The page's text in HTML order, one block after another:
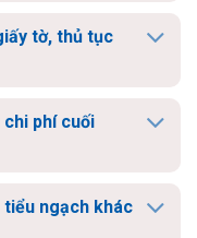
tờ, thủ tục
chi phí cuối
tiểu ngạch khác